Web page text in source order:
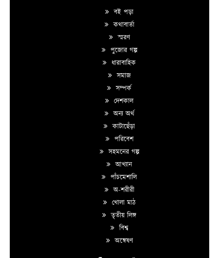
বই পড়া
কথাবার্তা
স্মরণ
পুজোর গল্প
ধারাবাহিক
সমাজ
সম্পর্ক
দেশকাল
অন্য অর্থ
কাটাছেঁড়া
পরিবেশ
সহমনের গল্প
আখ্যান
পাঁচমেশালি
অ-শরীরী
খোলা মাঠ
তৃতীয় লিঙ্গ
বিশ্ব
অন্বেষণ